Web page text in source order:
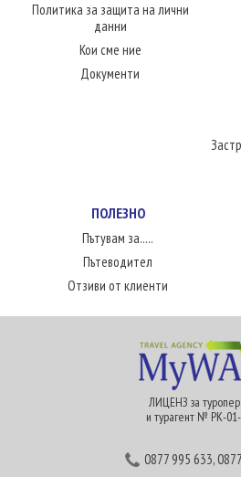
Политика за защита на лични
данни
Кои сме ние
Документи
ПОЛЕЗНО
Пътувам за.....
Пътеводител
Отзиви от клиенти
ЛИЦЕНЗ за
и турагент № РК-
0877 995 633,